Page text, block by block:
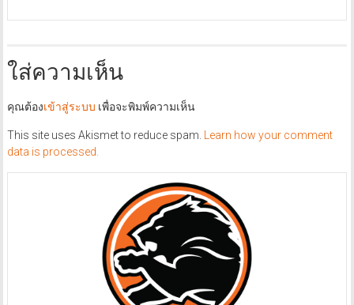
ใส่ความเห็น
คุณต้องเข้าสู่ระบบ เพื่อจะพิมพ์ความเห็น
This site uses Akismet to reduce spam.
Learn how your comment
data is processed.